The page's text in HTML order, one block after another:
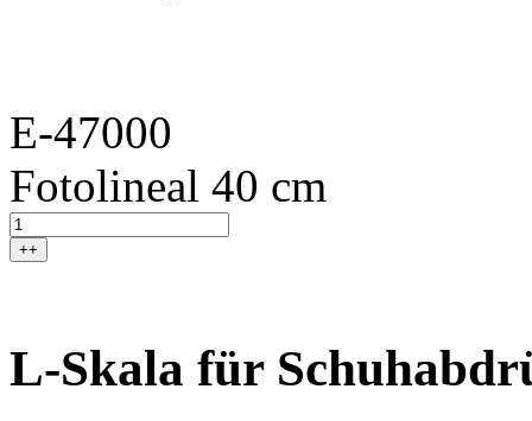
E-47000
Fotolineal 40 cm
++
L-Skala für